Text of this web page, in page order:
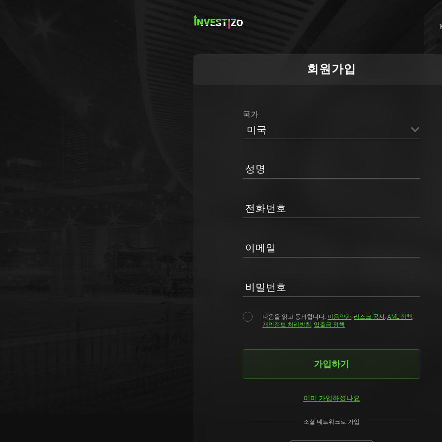
회원가입
국가
미국
성명
전화번호
이메일
비밀번호
다음을 읽고 동의합니다: 이용약관, 리스크 공시 , AML 정책,
개인정보 처리방침 , 입출금 정책
가입하기
이미 가입하셨나요
소셜 네트워크로 가입